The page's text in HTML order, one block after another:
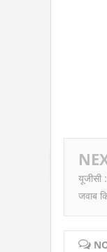
यूजीसी
जवाब